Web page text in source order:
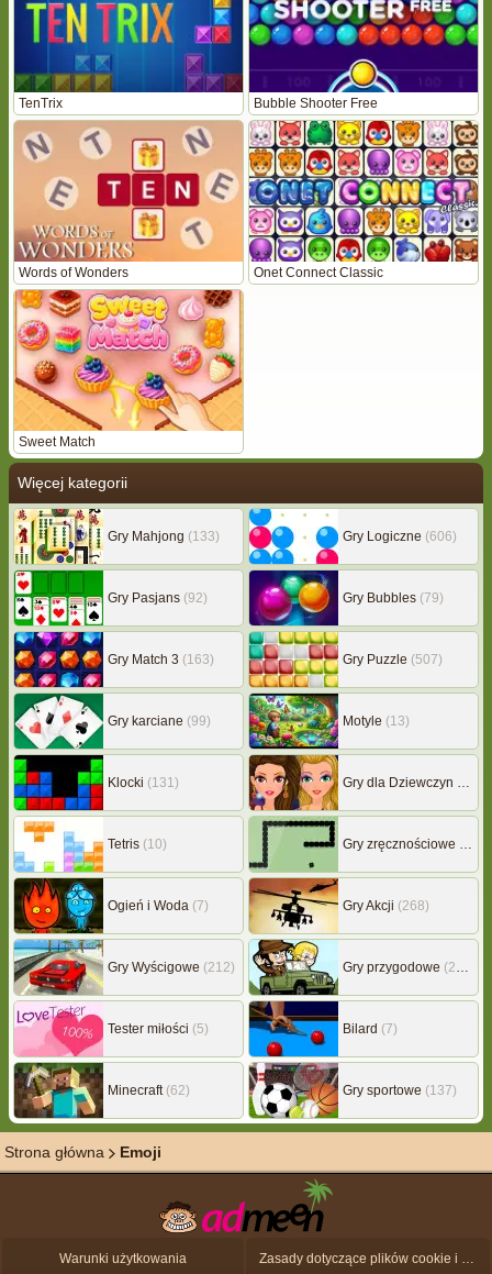
TenTrix Bubble Shooter Free
Words of Wonders Onet Connect Classic
Sweet Match
Więcej kategorii
Gry Mahjong (133) Gry Logiczne (606)
Gry Pasjans (92) Gry Bubbles (79)
Gry Match 3 (163) Gry Puzzle (507)
Gry karciane (99) Motyle (13)
Klocki (131) Gry dla Dziewczyn
(239)
Tetris (10) Gry zręcznościowe
(507)
Ogień i Woda (7) Gry Akcji (268)
Gry Wyścigowe (212) Gry przygodowe (217)
Tester miłości (5) Bilard (7)
Minecraft (62) Gry sportowe (137)
Strona główna Emoji
Warunki użytkowania Zasady dotyczące plików cookie i ochrony danych osobowych